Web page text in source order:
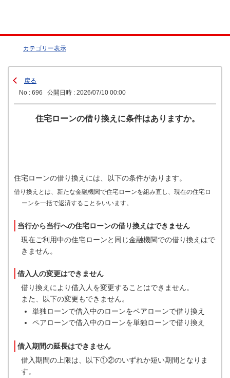
カテゴリー表示
戻る
No : 696
公開日時 : 2026/07/10 00:00
住宅ローンの借り換えに条件はありますか。
住宅ローンの借り換えには、以下の条件があります。
借り換えとは、新たな金融機関で住宅ローンを組み直し、現在の住宅ロ
ーンを一括で返済することをいいます。
当行から当行への住宅ローンの借り換えはできません
現在ご利用中の住宅ローンと同じ金融機関での借り換えはで
きません。
借入人の変更はできません
借り換えにより借入人を変更することはできません。
また、以下の変更もできません。
単独ローンで借入中のローンをペアローンで借り換え
ペアローンで借入中のローンを単独ローンで借り換え
借入期間の延長はできません
借入期間の上限は、以下①②のいずれか短い期間となりま
す。